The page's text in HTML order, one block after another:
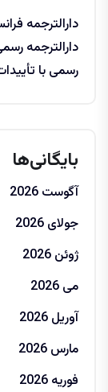
دارالترجمه
دارالترجمه
رسمی با
بایگانی‌ها
آگوست 2026
جولای 2026
ژوئن 2026
می 2026
آوریل 2026
مارس 2026
فوریه 2026